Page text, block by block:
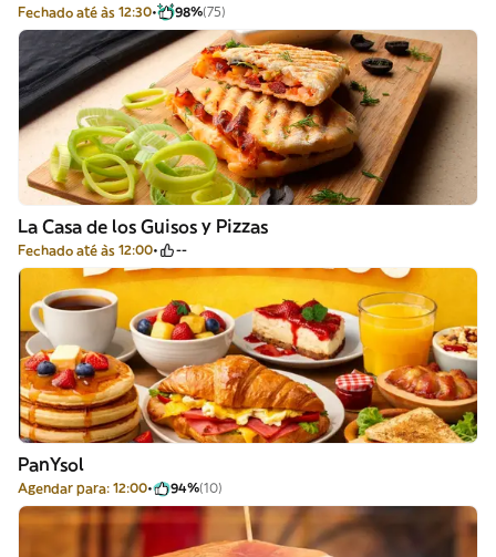
Fechado até às 12:30 98%(75)
La Casa de los Guisos y Pizzas
Fechado até às 12:00 --
PanYsol
Agendar para: 12:00 94%(10)